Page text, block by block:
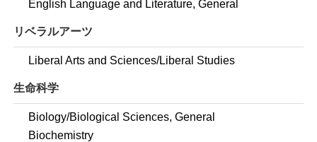
English Language and Literature, General
リベラルアーツ
Liberal Arts and Sciences/Liberal Studies
生命科学
Biology/Biological Sciences, General
Biochemistry